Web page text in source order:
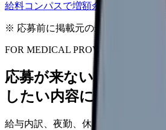
給料コンパスで増額余地を確認する
※ 応募前に掲載元の最新情報を確認
FOR MEDICAL PROVIDERS
応募が来ない求人票を
したい内容に直せます
給与内訳、夜勤、休日、教育、職場